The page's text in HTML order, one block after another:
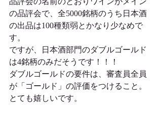
の品評会で、全5000銘柄のうち日本酒
の出品は100種類弱とかなり少なめで
す。
ですが、日本酒部門のダブルゴールド
は4銘柄のみだそうです！！！
ダブルゴールドの要件は、審査員全員
が「ゴールド」の評価をつけること。
とても嬉しいです。